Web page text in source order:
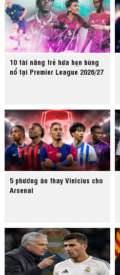
10 tài năng trẻ hứa hẹn bùng
nổ tại Premier League 2026/27
5 phương án thay Vinicius cho
Arsenal